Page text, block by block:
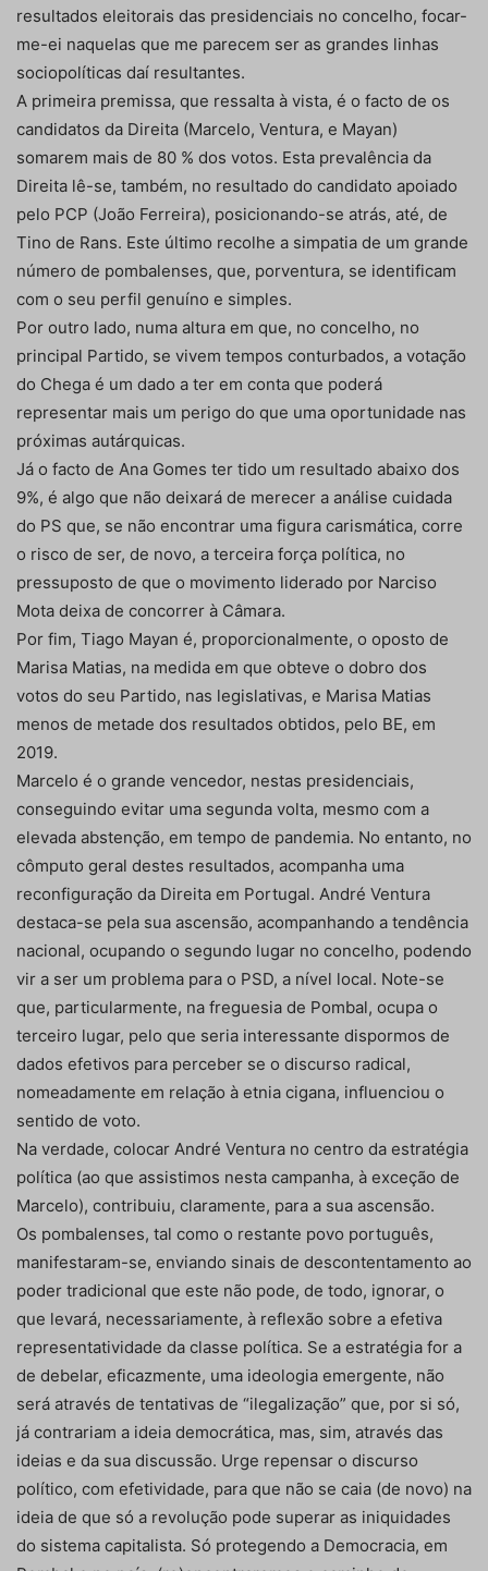
resultados eleitorais das presidenciais no concelho, focar-
me-ei naquelas que me parecem ser as grandes linhas
sociopolíticas daí resultantes.
A primeira premissa, que ressalta à vista, é o facto de os
candidatos da Direita (Marcelo, Ventura, e Mayan)
somarem mais de 80 % dos votos. Esta prevalência da
Direita lê-se, também, no resultado do candidato apoiado
pelo PCP (João Ferreira), posicionando-se atrás, até, de
Tino de Rans. Este último recolhe a simpatia de um grande
número de pombalenses, que, porventura, se identificam
com o seu perfil genuíno e simples.
Por outro lado, numa altura em que, no concelho, no
principal Partido, se vivem tempos conturbados, a votação
do Chega é um dado a ter em conta que poderá
representar mais um perigo do que uma oportunidade nas
próximas autárquicas.
Já o facto de Ana Gomes ter tido um resultado abaixo dos
9%, é algo que não deixará de merecer a análise cuidada
do PS que, se não encontrar uma figura carismática, corre
o risco de ser, de novo, a terceira força política, no
pressuposto de que o movimento liderado por Narciso
Mota deixa de concorrer à Câmara.
Por fim, Tiago Mayan é, proporcionalmente, o oposto de
Marisa Matias, na medida em que obteve o dobro dos
votos do seu Partido, nas legislativas, e Marisa Matias
menos de metade dos resultados obtidos, pelo BE, em
2019.
Marcelo é o grande vencedor, nestas presidenciais,
conseguindo evitar uma segunda volta, mesmo com a
elevada abstenção, em tempo de pandemia. No entanto, no
cômputo geral destes resultados, acompanha uma
reconfiguração da Direita em Portugal. André Ventura
destaca-se pela sua ascensão, acompanhando a tendência
nacional, ocupando o segundo lugar no concelho, podendo
vir a ser um problema para o PSD, a nível local. Note-se
que, particularmente, na freguesia de Pombal, ocupa o
terceiro lugar, pelo que seria interessante dispormos de
dados efetivos para perceber se o discurso radical,
nomeadamente em relação à etnia cigana, influenciou o
sentido de voto.
Na verdade, colocar André Ventura no centro da estratégia
política (ao que assistimos nesta campanha, à exceção de
Marcelo), contribuiu, claramente, para a sua ascensão.
Os pombalenses, tal como o restante povo português,
manifestaram-se, enviando sinais de descontentamento ao
poder tradicional que este não pode, de todo, ignorar, o
que levará, necessariamente, à reflexão sobre a efetiva
representatividade da classe política. Se a estratégia for a
de debelar, eficazmente, uma ideologia emergente, não
será através de tentativas de “ilegalização” que, por si só,
já contrariam a ideia democrática, mas, sim, através das
ideias e da sua discussão. Urge repensar o discurso
político, com efetividade, para que não se caia (de novo) na
ideia de que só a revolução pode superar as iniquidades
do sistema capitalista. Só protegendo a Democracia, em